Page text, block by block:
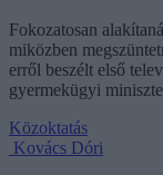
Fokozatosan
miközben
erről beszélt első
gyermekügyi
Közoktatás
Kovács Dóri